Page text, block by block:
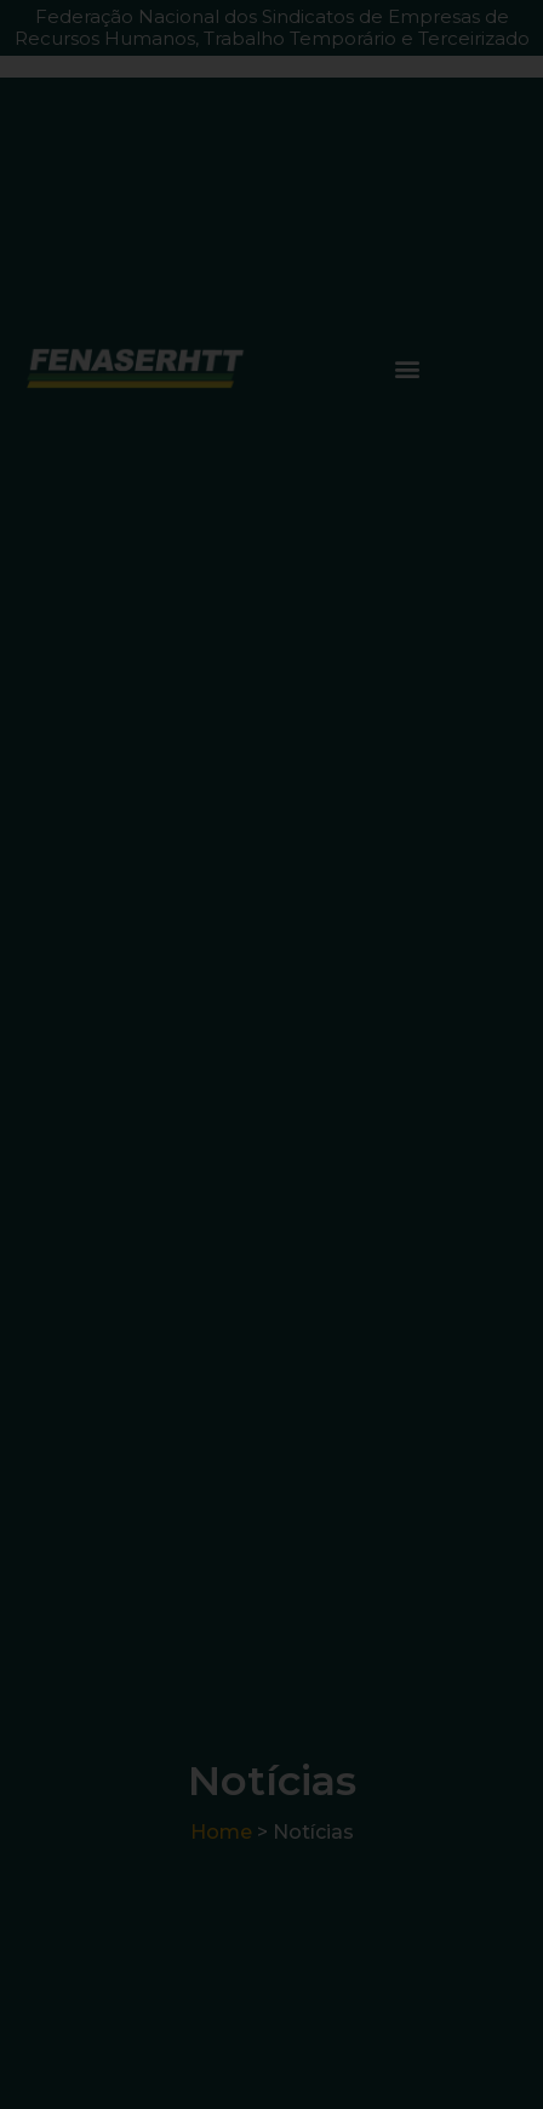
Federação Nacional dos Sindicatos de Empresas de
Recursos Humanos, Trabalho Temporário e Terceirizado
Notícias
Home > Notícias